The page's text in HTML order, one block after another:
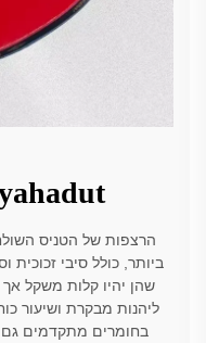
הרצפות של הטניס
ביותר, כולל סיבי
שהן יהיו קלות משקל
ליהנות מבקרת ושיעור
בחומרים מתקדמים גם